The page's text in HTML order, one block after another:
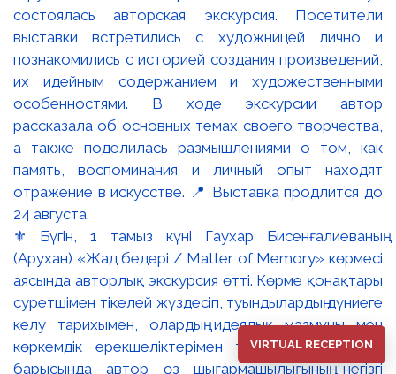
⚜️ Бүгін, 1 тамыз күні Гаухар Бисенғалиеваның
(Арухан) «Жад бедері / Matter of Memory» көрмесі
аясында авторлық экскурсия өтті. Көрме қонақтары
суретшімен тікелей жүздесіп, туындылардың дүниеге
келу тарихымен, олардың идеялық мазмұны мен
көркемдік ерекшеліктерімен танысты. Экскурсия
барысында автор өз шығармашылығының негізгі
VIRTUAL RECEPTION